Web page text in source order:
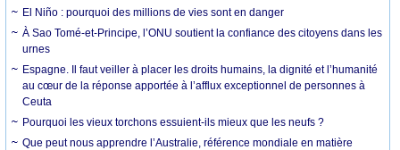
El Niño : pourquoi des millions de vies sont en danger
À Sao Tomé-et-Principe, l’ONU soutient la confiance des citoyens dans les
urnes
Espagne. Il faut veiller à placer les droits humains, la dignité et l’humanité
au cœur de la réponse apportée à l’afflux exceptionnel de personnes à
Ceuta
Pourquoi les vieux torchons essuient-ils mieux que les neufs ?
Que peut nous apprendre l’Australie, référence mondiale en matière